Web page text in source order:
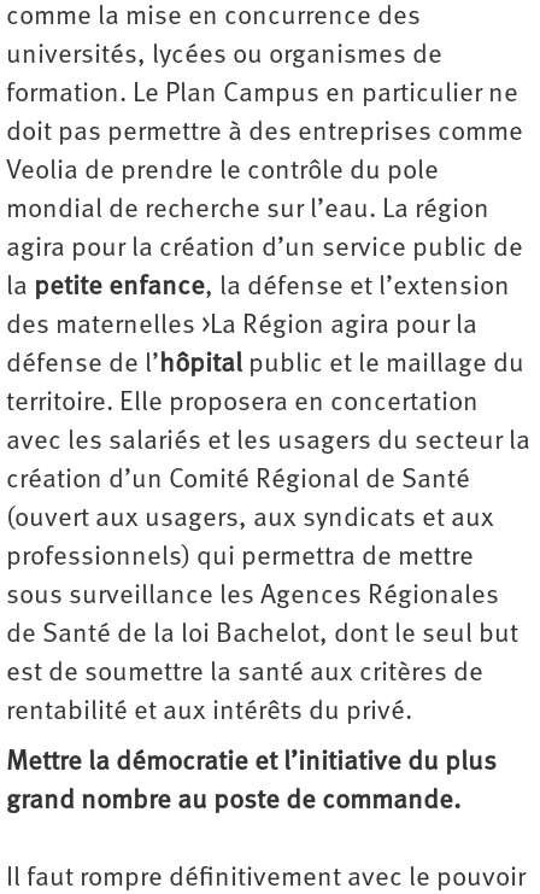
comme la mise en concurrence des
universités, lycées ou organismes de
formation. Le Plan Campus en particulier ne
doit pas permettre à des entreprises comme
Veolia de prendre le contrôle du pole
mondial de recherche sur l’eau. La région
agira pour la création d’un service public de
la petite enfance, la défense et l’extension
des maternelles >La Région agira pour la
défense de l’hôpital public et le maillage du
territoire. Elle proposera en concertation
avec les salariés et les usagers du secteur la
création d’un Comité Régional de Santé
(ouvert aux usagers, aux syndicats et aux
professionnels) qui permettra de mettre
sous surveillance les Agences Régionales
de Santé de la loi Bachelot, dont le seul but
est de soumettre la santé aux critères de
rentabilité et aux intérêts du privé.
Mettre la démocratie et l’initiative du plus
grand nombre au poste de commande.
Il faut rompre définitivement avec le pouvoir